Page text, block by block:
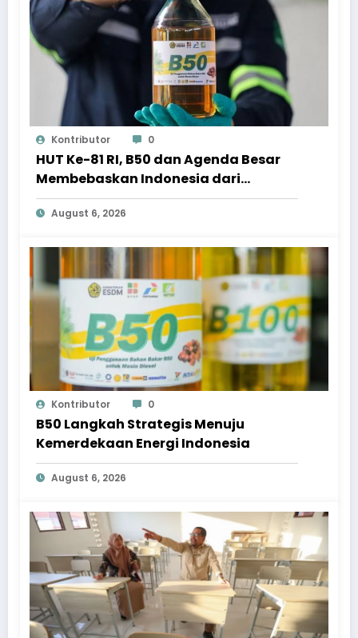
Kontributor 0
HUT Ke-81 RI, B50 dan Agenda Besar
Membebaskan Indonesia dari
Ketergantungan BBM Impor
August 6, 2026
Kontributor 0
B50 Langkah Strategis Menuju
Kemerdekaan Energi Indonesia
August 6, 2026